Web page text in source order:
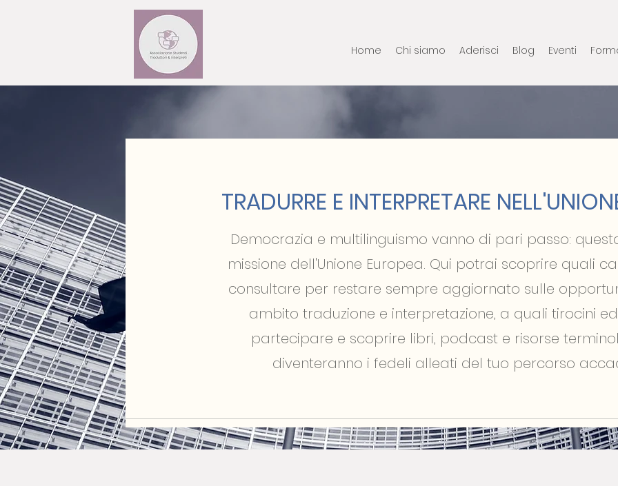
Home Chi siamo Aderisci Blog Eventi
TRADURRE E INTERPRETARE
Democrazia e multilinguismo vanno di pari passo:
missione dell'Unione Europea. Qui potrai scoprire quali
consultare per restare sempre aggiornato sulle
ambito traduzione e interpretazione, a quali tirocini
partecipare e scoprire libri, podcast e risorse
diventeranno i fedeli alleati del tuo percorso